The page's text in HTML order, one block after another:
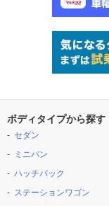
ボディタイプから探す
セダン
ミニバン
ハッチバック
ステーションワゴン